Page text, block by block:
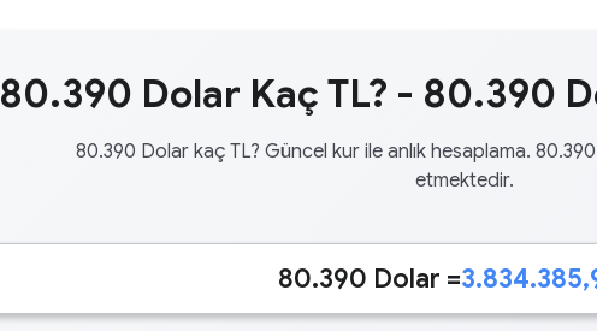
80.390 Dolar Kaç TL? - 80.390
80.390 Dolar kaç TL? Güncel kur ile anlık hesaplama.
etmektedir.
80.390 Dolar =